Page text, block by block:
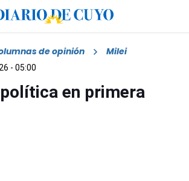
de opinión Milei
- 05:00
en primera